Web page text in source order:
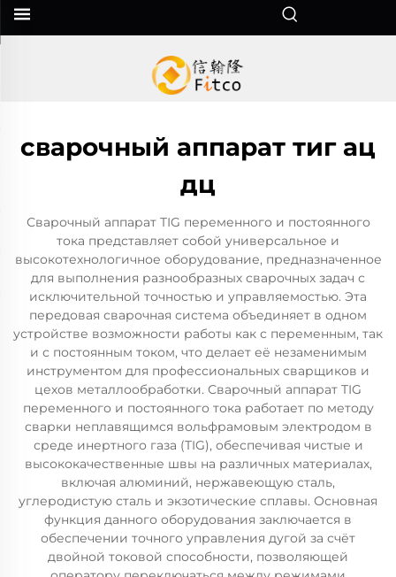
сварочный аппарат тиг ац
дц
Сварочный аппарат TIG переменного и постоянного
тока представляет собой универсальное и
высокотехнологичное оборудование, предназначенное
для выполнения разнообразных сварочных задач с
исключительной точностью и управляемостью. Эта
передовая сварочная система объединяет в одном
устройстве возможности работы как с переменным, так
и с постоянным током, что делает её незаменимым
инструментом для профессиональных сварщиков и
цехов металлообработки. Сварочный аппарат TIG
переменного и постоянного тока работает по методу
сварки неплавящимся вольфрамовым электродом в
среде инертного газа (TIG), обеспечивая чистые и
высококачественные швы на различных материалах,
включая алюминий, нержавеющую сталь,
углеродистую сталь и экзотические сплавы. Основная
функция данного оборудования заключается в
обеспечении точного управления дугой за счёт
двойной токовой способности, позволяющей